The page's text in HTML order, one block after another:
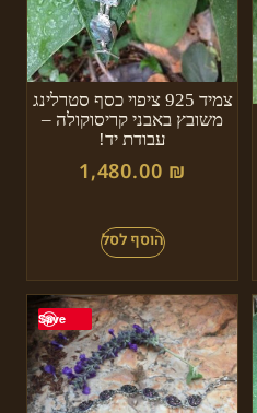
צמיד 925 ציפוי כסף סטרלינג
משובץ באבני קריסוקולה –
עבודת יד!
1,480.00 ₪
Save